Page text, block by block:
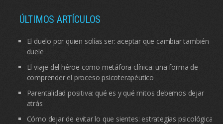
ÚLTIMOS ARTÍCULOS
El duelo por quien solías ser: aceptar que cambiar también
duele
El viaje del héroe como metáfora clínica: una forma de
comprender el proceso psicoterapéutico
Parentalidad positiva: qué es y qué mitos debemos dejar
atrás
Cómo dejar de evitar lo que sientes: estrategias psicológicas